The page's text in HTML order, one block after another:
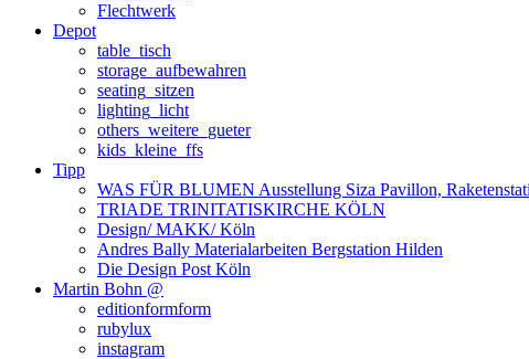
Flechtwerk
Depot
table_tisch
storage_aufbewahren
seating_sitzen
lighting_licht
others_weitere_gueter
kids_kleine_ffs
Tipp
WAS FÜR BLUMEN Ausstellung Siza Pavillon,
TRIADE TRINITATISKIRCHE KÖLN
Design/ MAKK/ Köln
Andres Bally Materialarbeiten Bergstation Hilden
Die Design Post Köln
Martin Bohn @
editionformform
rubylux
instagram